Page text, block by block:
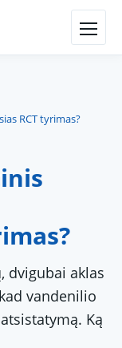
RCT tyrimas?
dvigubai aklas
vandenilio
Ką